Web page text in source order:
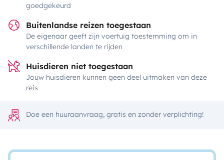
goedgekeurd
Buitenlandse reizen toegestaan
De eigenaar geeft zijn voertuig toestemming om in
verschillende landen te rijden
Huisdieren niet toegestaan
Jouw huisdieren kunnen geen deel uitmaken van deze
reis
Doe een huuraanvraag, gratis en zonder verplichting!